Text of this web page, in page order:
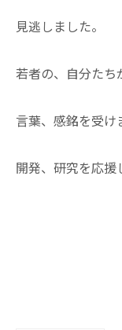
見逃しました。
若者の、自分たち
言葉、感銘を受け
開発、研究を応援